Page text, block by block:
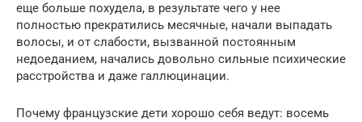
еще больше похудела, в результате чего у нее
полностью прекратились месячные, начали выпадать
волосы, и от слабости, вызванной постоянным
недоеданием, начались довольно сильные психические
расстройства и даже галлюцинации.
Почему французские дети хорошо себя ведут: восемь